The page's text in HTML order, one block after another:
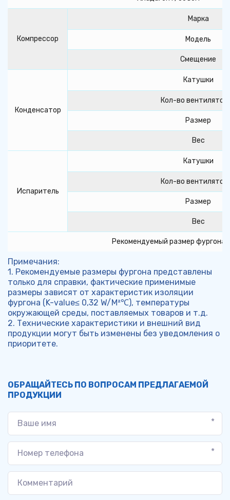
Компрессор
Марка
Модель
Смещение
Конденсатор
Катушки
Кол-во
Размер
Вес
Испаритель
Катушки
Кол-во
Размер
Вес
Рекомендуемый размер фургона
Примечания:
1. Рекомендуемые размеры фургона представлены
только для справки, фактические применимые
размеры зависят от характеристик изоляции
фургона (K-value≤ 0,32 W/M²℃), температуры
окружающей среды, поставляемых товаров и т.д.
2. Технические характеристики и внешний вид
продукции могут быть изменены без уведомления о
приоритете.
ОБРАЩАЙТЕСЬ ПО ВОПРОСАМ ПРЕДЛАГАЕМОЙ
ПРОДУКЦИИ
*
*